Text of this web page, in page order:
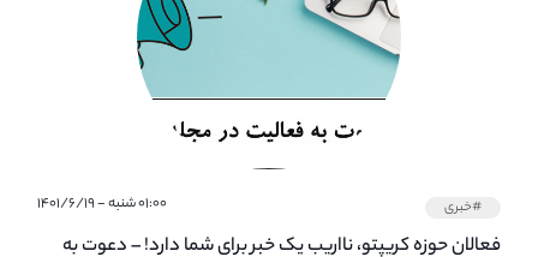
#خبری ۰۱:۰۰ شنبه - ۱۴۰۱/۶/۱۹
فعالان حوزه کریپتو، نااریب یک خبر برای شما دارد! – دعوت به